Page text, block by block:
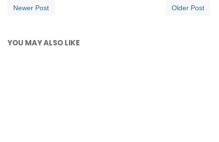
Newer Post Older Post
YOU MAY ALSO LIKE